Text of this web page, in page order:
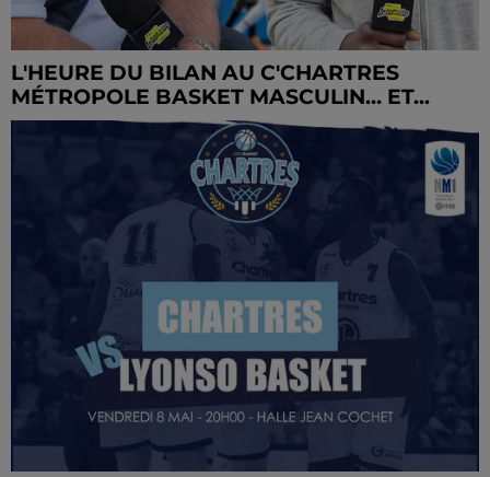
L'HEURE DU BILAN AU C'CHARTRES
MÉTROPOLE BASKET MASCULIN… ET...